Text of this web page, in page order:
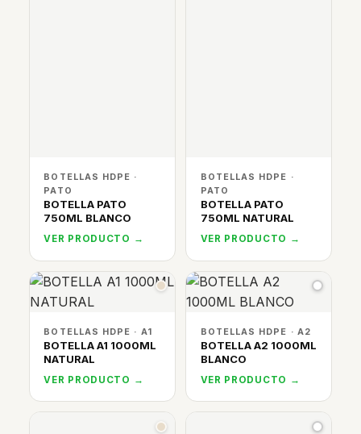
BOTELLAS HDPE ·
PATO
BOTELLA PATO
750ML BLANCO
VER PRODUCTO →
BOTELLAS HDPE ·
PATO
BOTELLA PATO
750ML NATURAL
VER PRODUCTO →
BOTELLAS HDPE · A1
BOTELLA A1 1000ML
NATURAL
VER PRODUCTO →
BOTELLAS HDPE · A2
BOTELLA A2 1000ML
BLANCO
VER PRODUCTO →